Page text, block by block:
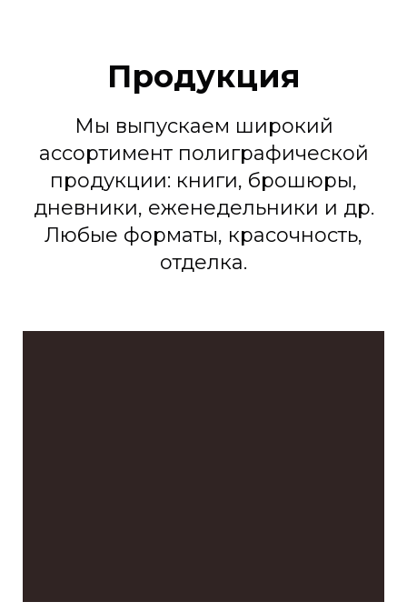
Продукция
Мы выпускаем широкий
ассортимент полиграфической
продукции: книги, брошюры,
дневники, еженедельники и др.
Любые форматы, красочность,
отделка.